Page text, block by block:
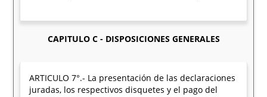
CAPITULO C - DISPOSICIONES GENERALES
ARTICULO 7°.- La presentación de las declaraciones
juradas, los respectivos disquetes y el pago del